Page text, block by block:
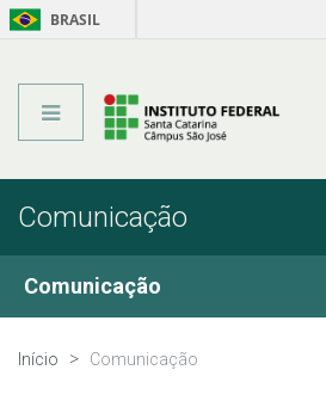
BRASIL
Comunicação
Comunicação
Fale Conosco
Início Comunicação